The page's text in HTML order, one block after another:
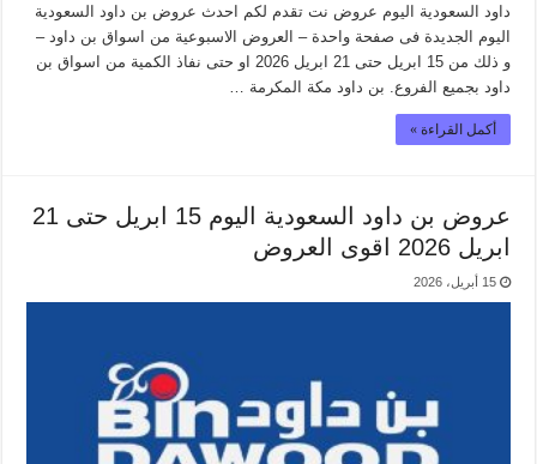
داود السعودية اليوم عروض نت تقدم لكم احدث عروض بن داود السعودية
اليوم الجديدة فى صفحة واحدة – العروض الاسبوعية من اسواق بن داود –
و ذلك من 15 ابريل حتى 21 ابريل 2026 او حتى نفاذ الكمية من اسواق بن
داود بجميع الفروع. بن داود مكة المكرمة …
أكمل القراءة »
عروض بن داود السعودية اليوم 15 ابريل حتى 21
ابريل 2026 اقوى العروض
15 أبريل، 2026